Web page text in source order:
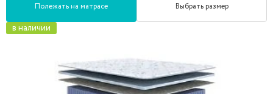
Полежать на матрасе Выбрать размер
в наличии